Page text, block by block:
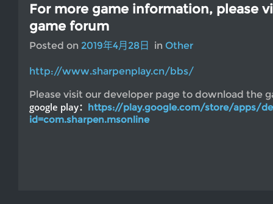
For more game information, please
game forum
Posted on 2019年4月28日 in Other
http://www.sharpenplay.cn/bbs/
Please visit our developer page to download the
google play： https://play.google.com/store/apps/
id=com.sharpen.msonline